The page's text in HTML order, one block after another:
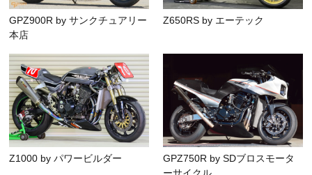
GPZ900R by サンクチュアリー
本店
Z650RS by エーテック
Z1000 by パワービルダー
GPZ750R by SDブロスモータ